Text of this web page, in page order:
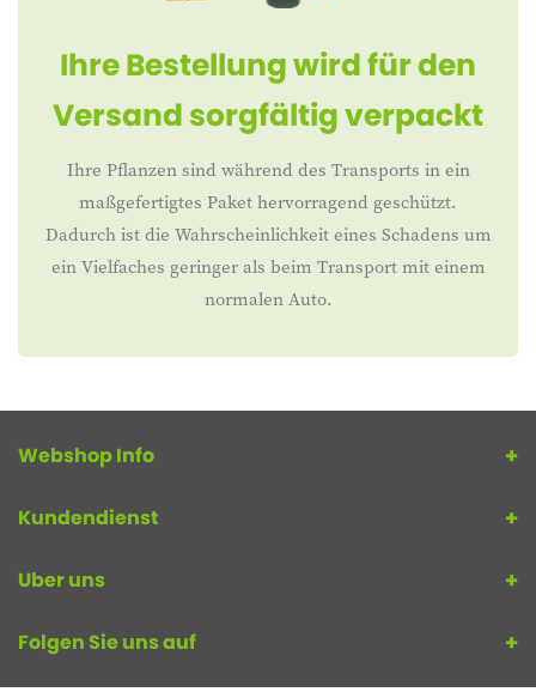
Ihre Bestellung wird für den
Versand sorgfältig verpackt
Ihre Pflanzen sind während des Transports in ein
maßgefertigtes Paket hervorragend geschützt.
Dadurch ist die Wahrscheinlichkeit eines Schadens um
ein Vielfaches geringer als beim Transport mit einem
normalen Auto.
Webshop Info
Kundendienst
Uber uns
Folgen Sie uns auf